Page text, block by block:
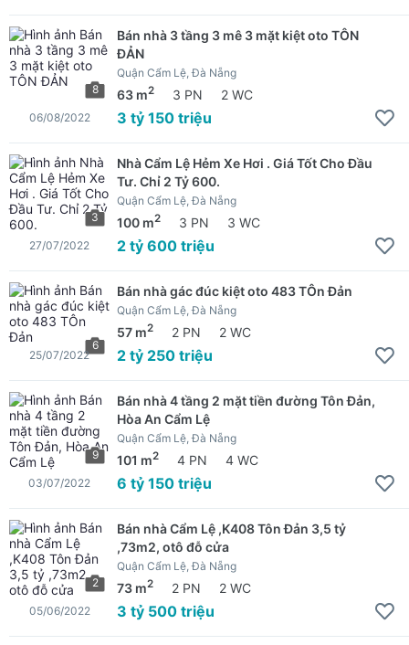
8
Bán nhà 3 tầng 3 mê 3 mặt kiệt oto TÔN
ĐẢN
Quận Cẩm Lệ, Đà Nẵng
63 m2 3 PN 2 WC
3 tỷ 150 triệu
06/08/2022
3
Nhà Cẩm Lệ Hẻm Xe Hơi . Giá Tốt Cho Đầu
Tư. Chỉ 2 Tỷ 600.
Quận Cẩm Lệ, Đà Nẵng
100 m2 3 PN 3 WC
2 tỷ 600 triệu
27/07/2022
6
Bán nhà gác đúc kiệt oto 483 TÔn Đản
Quận Cẩm Lệ, Đà Nẵng
57 m2 2 PN 2 WC
2 tỷ 250 triệu
25/07/2022
9
Bán nhà 4 tầng 2 mặt tiền đường Tôn Đản,
Hòa An Cẩm Lệ
Quận Cẩm Lệ, Đà Nẵng
101 m2 4 PN 4 WC
6 tỷ 150 triệu
03/07/2022
2
Bán nhà Cẩm Lệ ,K408 Tôn Đản 3,5 tỷ
,73m2, otô đỗ cửa
Quận Cẩm Lệ, Đà Nẵng
73 m2 2 PN 2 WC
3 tỷ 500 triệu
05/06/2022